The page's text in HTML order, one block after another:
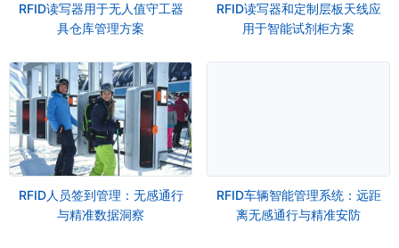
RFID读写器用于无人值守工器
具仓库管理方案
RFID读写器和定制层板天线应
用于智能试剂柜方案
RFID人员签到管理：无感通行
与精准数据洞察
RFID车辆智能管理系统：远距
离无感通行与精准安防